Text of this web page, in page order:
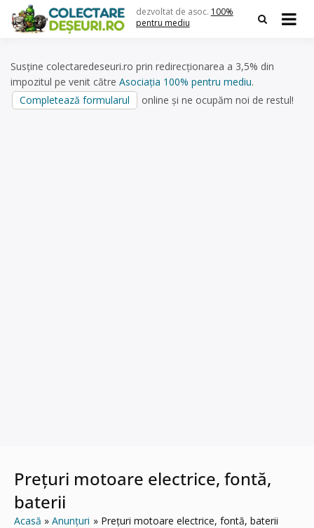
content
dezvoltat de asoc. 100%
pentru mediu
Susține colectaredeseuri.ro prin redirecționarea a 3,5% din
impozitul pe venit către Asociația 100% pentru mediu.
Completează formularul
online și ne ocupăm noi de restul!
Prețuri motoare electrice, fontă,
baterii
Acasă Anunțuri Prețuri motoare electrice, fontă, baterii